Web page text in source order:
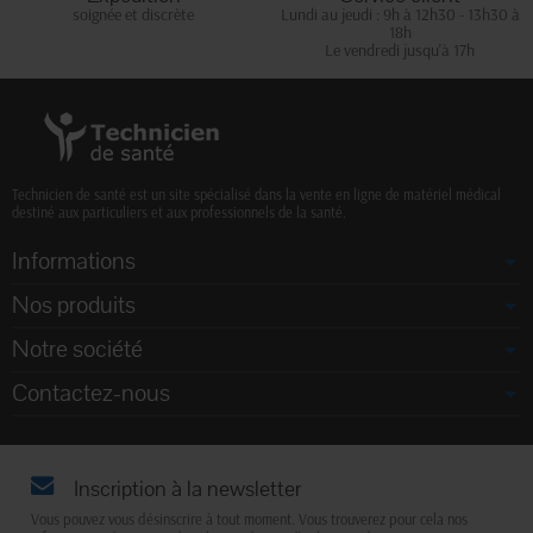
soignée et discrète
Lundi au jeudi : 9h à 12h30 - 13h30 à
18h
Le vendredi jusqu'à 17h
Technicien de santé est un site spécialisé dans la vente en ligne de matériel médical
destiné aux particuliers et aux professionnels de la santé.
Informations
Nos produits
Notre société
Contactez-nous
Inscription à la newsletter
Vous pouvez vous désinscrire à tout moment. Vous trouverez pour cela nos